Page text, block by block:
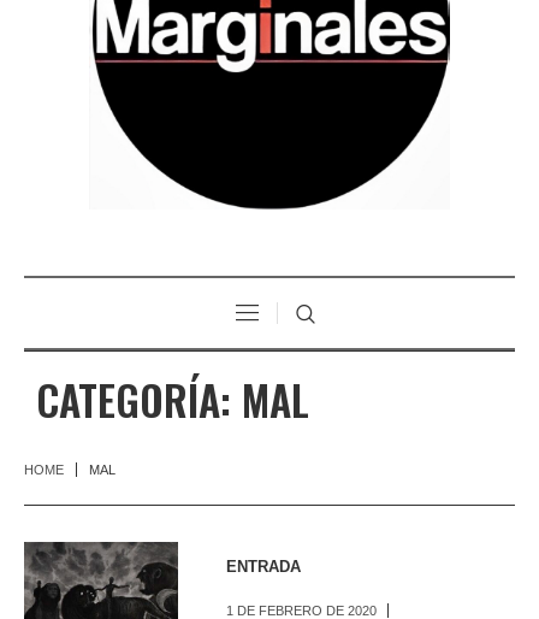
CATEGORÍA: MAL
HOME MAL
ENTRADA
1 DE FEBRERO DE 2020